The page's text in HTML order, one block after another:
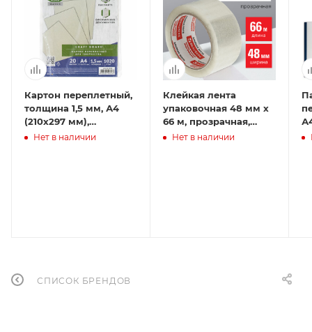
Картон переплетный,
толщина 1,5 мм, А4
(210х297 мм),
КОМПЛЕКТ 20 шт.,
Нет в наличии
Клейкая лента
упаковочная 48 мм х
66 м, прозрачная,
толщина 45 микрон,
Нет в наличии
СПИСОК БРЕНДОВ